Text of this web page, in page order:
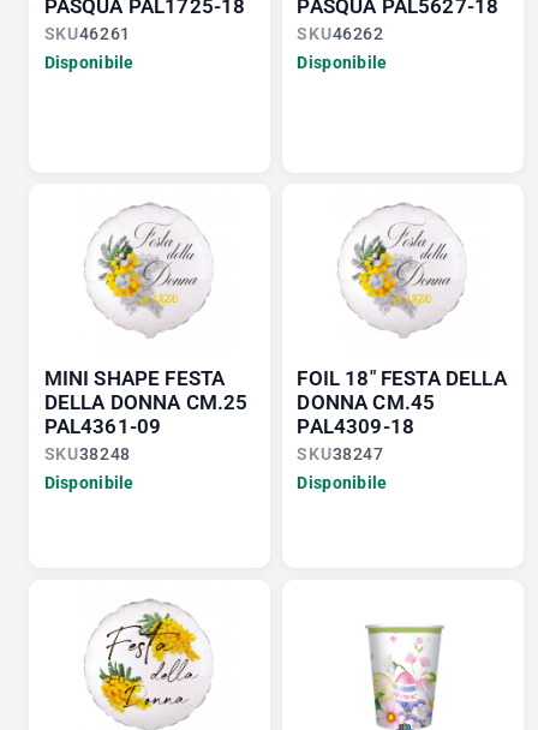
PASQUA PAL1725-18
SKU46261
Disponibile
PASQUA PAL5627-18
SKU46262
Disponibile
MINI SHAPE FESTA
DELLA DONNA CM.25
PAL4361-09
SKU38248
Disponibile
FOIL 18" FESTA DELLA
DONNA CM.45
PAL4309-18
SKU38247
Disponibile